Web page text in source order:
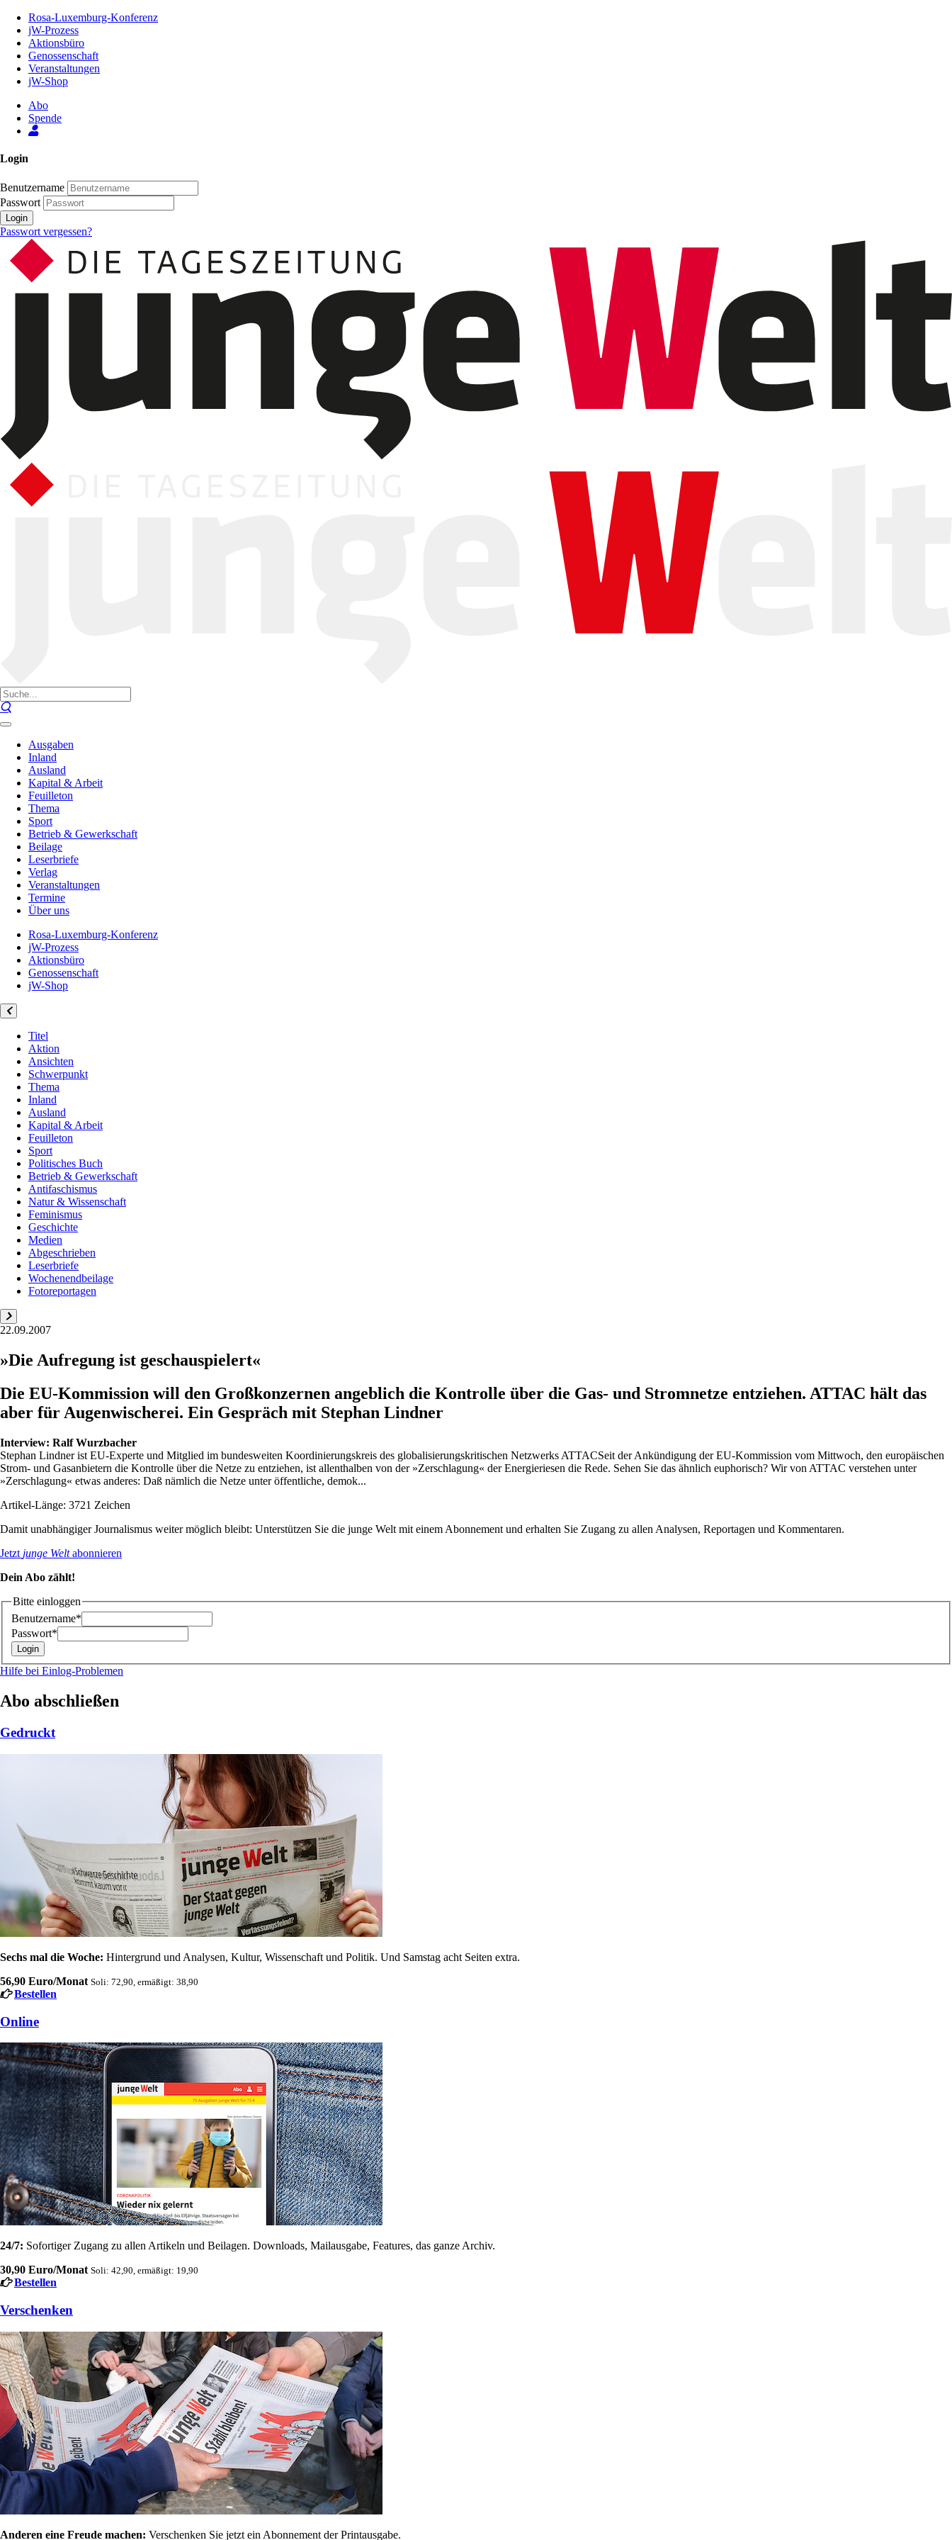
Inhalt
Seite
Rosa-Luxemburg-Konferenz
jW-Prozess
Aktionsbüro
Genossenschaft
Veranstaltungen
jW-Shop
Abo
Spende
Login
Benutzername
Passwort
Login
Passwort vergessen?
Ausgaben
Inland
Ausland
Kapital & Arbeit
Feuilleton
Thema
Sport
Betrieb & Gewerkschaft
Beilage
Leserbriefe
Verlag
Veranstaltungen
Termine
Über uns
Rosa-Luxemburg-Konferenz
jW-Prozess
Aktionsbüro
Genossenschaft
jW-Shop
Titel
Aktion
Ansichten
Schwerpunkt
Thema
Inland
Ausland
Kapital & Arbeit
Feuilleton
Sport
Politisches Buch
Betrieb & Gewerkschaft
Antifaschismus
Natur & Wissenschaft
Feminismus
Geschichte
Medien
Abgeschrieben
Leserbriefe
Wochenendbeilage
Fotoreportagen
22.09.2007
»Die Aufregung ist geschauspielert«
Die EU-Kommission will den Großkonzernen angeblich die Kontrolle über die Gas- und Stromnetze entziehen. ATTAC hält das
aber für Augenwischerei. Ein Gespräch mit Stephan Lindner
Interview: Ralf Wurzbacher
Stephan Lindner ist EU-Experte und Mitglied im bundesweiten Koordinierungskreis des globalisierungskritischen Netzwerks ATTACSeit der Ankündigung der EU-Kommission vom Mittwoch, den europäischen
Strom- und Gasanbietern die Kontrolle über die Netze zu entziehen, ist allenthalben von der »Zerschlagung« der Energieriesen die Rede. Sehen Sie das ähnlich euphorisch? Wir von ATTAC verstehen unter
»Zerschlagung« etwas anderes: Daß nämlich die Netze unter öffentliche, demok...
Artikel-Länge: 3721 Zeichen
Damit unabhängiger Journalismus weiter möglich bleibt: Unterstützen Sie die junge Welt mit einem Abonnement und erhalten Sie Zugang zu allen Analysen, Reportagen und Kommentaren.
Jetzt junge Weltabonnieren
Dein Abo zählt!
Bitte einloggen
Benutzername*
Passwort*
Hilfe bei Einlog-Problemen
Abo abschließen
Gedruckt
Sechs mal die Woche: Hintergrund und Analysen, Kultur, Wissenschaft und Politik. Und Samstag acht Seiten extra.
56,90 Euro/Monat Soli: 72,90, ermäßigt: 38,90
Bestellen
Online
24/7: Sofortiger Zugang zu allen Artikeln und Beilagen. Downloads, Mailausgabe, Features, das ganze Archiv.
30,90 Euro/Monat Soli: 42,90, ermäßigt: 19,90
Bestellen
Verschenken
Anderen eine Freude machen: Verschenken Sie jetzt ein Abonnement der Printausgabe.